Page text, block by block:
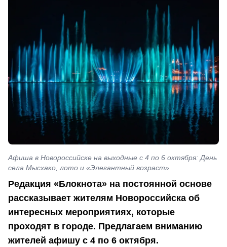
Афиша в Новороссийске на выходные с 4 по 6 октября: День
села Мысхако, лото и «Элегантный возраст»
Редакция «Блокнота» на постоянной основе
рассказывает жителям Новороссийска об
интересных мероприятиях, которые
проходят в городе. Предлагаем вниманию
жителей афишу с 4 по 6 октября.